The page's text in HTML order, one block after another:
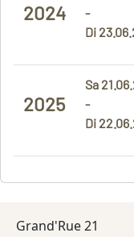
2024
-
Di
2025
Sa
-
Di
Grand'Rue 21